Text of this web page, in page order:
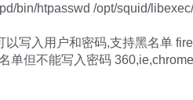
bin/htpasswd /opt/squid/
以写入用户和密码,支持黑名单
单但不能写入密码